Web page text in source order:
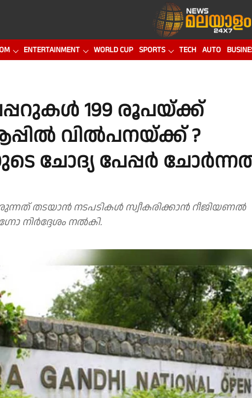
ENTERTAINMENT WORLD CUP SPORTS TECH AUTO
199 രൂപയ്ക്ക്
വിൽപനയ്ക്ക് ?
ചോദ്യ പേപ്പർ
തടയാൻ നടപടികൾ സ്വീകരിക്കാൻ റീജിയണൽ
കേന്ദ്രങ്ങൾക്ക് ഇഗ്നോ നിർദ്ദേശം നൽകി.